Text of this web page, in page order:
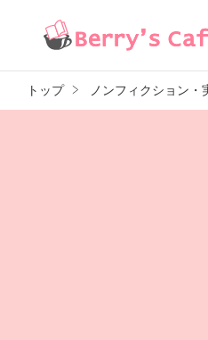
トップ ノンフィクション・